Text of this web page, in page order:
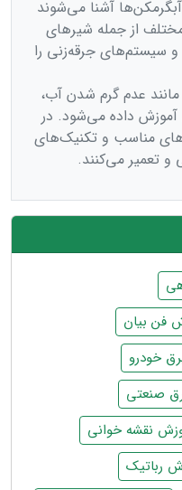
آشنا می‌شوند
از جمله شیرهای
و سیستم‌های جرقه‌زنی را
عدم گرم شدن آب،
داده می‌شود. در
مناسب و تکنیک‌های
و تعمیر می‌کنند.
فن بیان
خودرو
صنعتی
نقشه خوانی
رباتیک